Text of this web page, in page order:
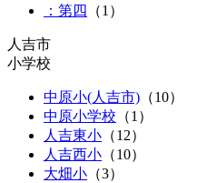
：第四
（1）
人吉市
小学校
中原小(人吉市) （10）
中原小学校 （1）
人吉東小 （12）
人吉西小 （10）
大畑小 （3）